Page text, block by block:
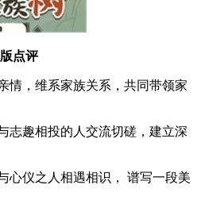
点评
情，维系家族关系，共同带领家
志趣相投的人交流切磋，建立深
心仪之人相遇相识， 谱写一段美